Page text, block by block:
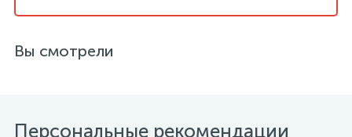
Вы смотрели
Персональные рекомендации